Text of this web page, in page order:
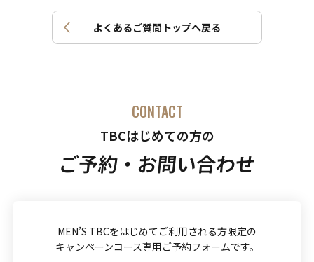
よくあるご質問トップへ戻る
CONTACT
TBCはじめての方の
ご予約・お問い合わせ
MEN’S TBCをはじめてご利用される方限定の
キャンペーンコース専用ご予約フォームです。